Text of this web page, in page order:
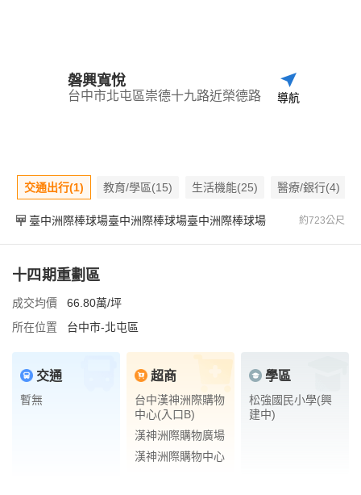
磐興寬悅
台中市北屯區崇德十九路近榮德路 導航
交通出行(1) 教育/學區(15) 生活機能(25) 醫療/銀行(4)
臺中洲際棒球場臺中洲際棒球場臺中洲際棒球場 約723公尺
十四期重劃區
成交均價
66.80萬/坪
所在位置
台中市-北屯區
交通
暫無
超商
台中漢神洲際購物
中心(入口B)
漢神洲際購物廣場
漢神洲際購物中心
學區
松強國民小學(興
建中)